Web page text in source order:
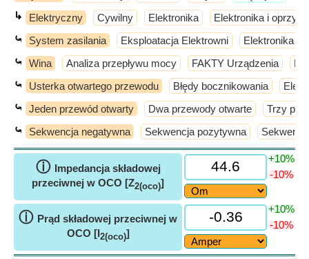
↳ Elektryczny Cywilny Elektronika Elektronika i
⤿ System zasilania Eksploatacja Elektrowni Elektronika
⤿ Wina Analiza przepływu mocy FAKTY Urządzenia
⤿ Usterka otwartego przewodu Błędy bocznikowania
⤿ Jeden przewód otwarty Dwa przewody otwarte Trzy
⤿ Sekwencja negatywna Sekwencja pozytywna
ⓘ Impedancja składowej
przeciwnej w OCO [Z2(oco)]
+10%
-10%
ⓘ Prąd składowej przeciwnej w
OCO [I2(oco)]
+10%
-10%